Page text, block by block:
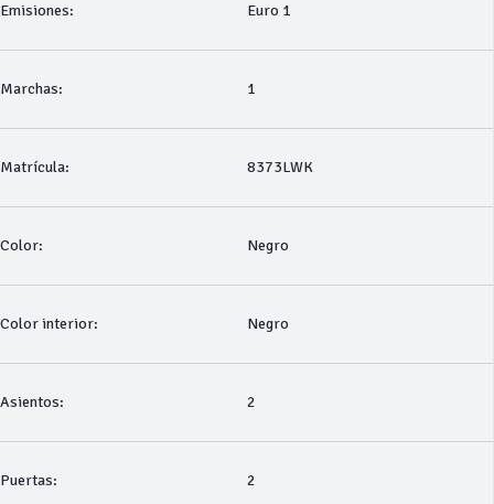
Emisiones: Euro 1
Marchas: 1
Matrícula: 8373LWK
Color: Negro
Color interior: Negro
Asientos: 2
Puertas: 2